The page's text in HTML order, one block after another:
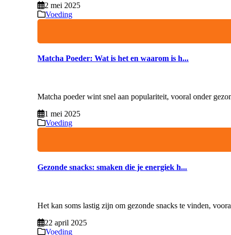
2 mei 2025
Voeding
Matcha Poeder: Wat is het en waarom is h...
Matcha poeder wint snel aan populariteit, vooral onder
1 mei 2025
Voeding
Gezonde snacks: smaken die je energiek h...
Het kan soms lastig zijn om gezonde snacks te vinden,
22 april 2025
Voeding